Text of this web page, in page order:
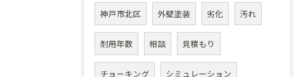
神戸市北区 外壁塗装 劣化 汚れ
耐用年数 相談 見積もり
チョーキング シミュレーション